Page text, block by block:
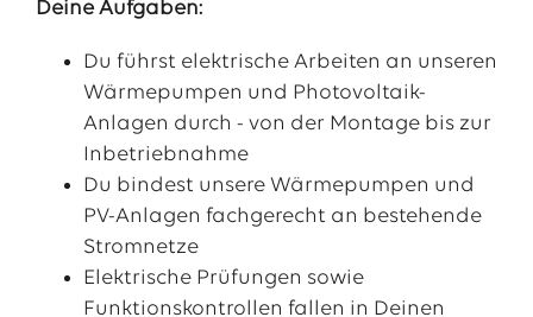
Deine Aufgaben:
Du führst elektrische Arbeiten an unseren
Wärmepumpen und Photovoltaik-
Anlagen durch - von der Montage bis zur
Inbetriebnahme
Du bindest unsere Wärmepumpen und
PV-Anlagen fachgerecht an bestehende
Stromnetze
Elektrische Prüfungen sowie
Funktionskontrollen fallen in Deinen